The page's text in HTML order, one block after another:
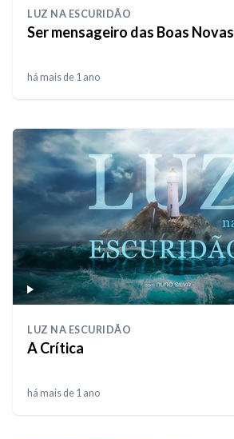
LUZ NA ESCURIDÃO
Ser mensageiro das Boas Novas
há mais de 1 ano
LUZ NA ESCURIDÃO
A Crítica
há mais de 1 ano